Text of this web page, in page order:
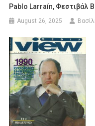
Pablo Larraín, Φεστιβάλ
August 26, 2025